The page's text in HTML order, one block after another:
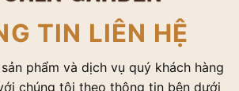
TIN LIÊN HỆ
phẩm và dịch vụ quý khách hàng
chúng tôi theo thông tin bên dưới